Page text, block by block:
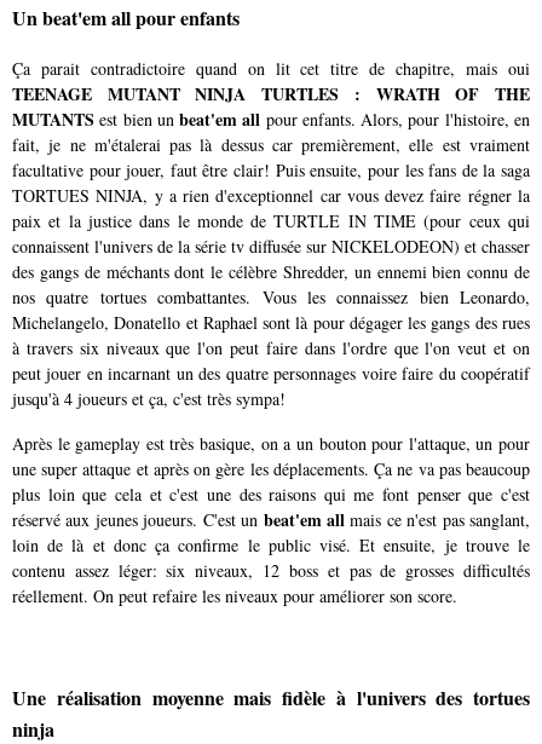
Un beat'em all pour enfants
Ça parait contradictoire quand on lit cet titre de chapitre, mais oui
TEENAGE MUTANT NINJA TURTLES : WRATH OF THE
MUTANTS est bien unbeat'em all pour enfants. Alors, pour l'histoire, en
fait, je ne m'étalerai pas là dessus car premièrement, elle est vraiment
facultative pour jouer, faut être clair! Puis ensuite, pour les fans de la saga
TORTUES NINJA, y a rien d'exceptionnel car vous devez faire régner la
paix et la justice dans le monde de TURTLE IN TIME (pour ceux qui
connaissent l'univers de la série tv diffusée sur NICKELODEON) et chasser
des gangs de méchants dont le célèbre Shredder, un ennemi bien connu de
nos quatre tortues combattantes. Vous les connaissez bien Leonardo,
Michelangelo, Donatello et Raphael sont là pour dégager les gangs des rues
à travers six niveaux que l'on peut faire dans l'ordre que l'on veut et on
peut jouer en incarnant un des quatre personnages voire faire du coopératif
jusqu'à 4 joueurs et ça, c'est très sympa!
Après le gameplay est très basique, on a un bouton pour l'attaque, un pour
une super attaque et après on gère les déplacements. Ça ne va pas beaucoup
plus loin que cela et c'est une des raisons qui me font penser que c'est
réservé aux jeunes joueurs. C'est un beat'em allmais ce n'est pas sanglant,
loin de là et donc ça confirme le public visé. Et ensuite, je trouve le
contenu assez léger: six niveaux, 12 boss et pas de grosses difficultés
réellement. On peut refaire les niveaux pour améliorer son score.
Une réalisation moyenne mais fidèle à l'univers des tortues
ninja